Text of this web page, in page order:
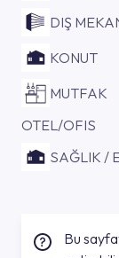
DIŞ
KONUT
MUTFAK
OTEL/OFIS
SAĞLIK /
Bu